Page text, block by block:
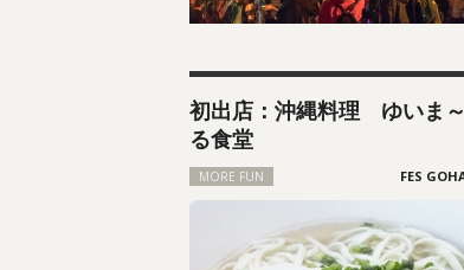
初出店：沖縄料理 ゆいま～
る食堂
MORE FUN